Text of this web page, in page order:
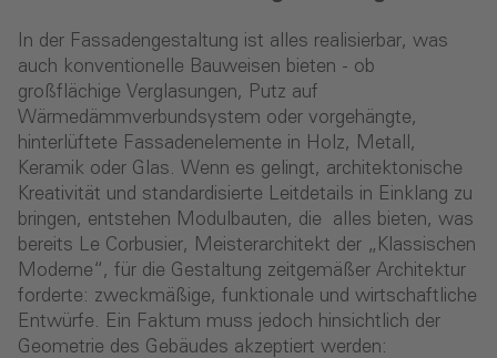
In der Fassadengestaltung ist alles realisierbar, was
auch konventionelle Bauweisen bieten - ob
großflächige Verglasungen, Putz auf
Wärmedämmverbundsystem oder vorgehängte,
hinterlüftete Fassadenelemente in Holz, Metall,
Keramik oder Glas. Wenn es gelingt, architektonische
Kreativität und standardisierte Leitdetails in Einklang zu
bringen, entstehen Modulbauten, die alles bieten, was
bereits Le Corbusier, Meisterarchitekt der „Klassischen
Moderne“, für die Gestaltung zeitgemäßer Architektur
forderte: zweckmäßige, funktionale und wirtschaftliche
Entwürfe. Ein Faktum muss jedoch hinsichtlich der
Geometrie des Gebäudes akzeptiert werden: